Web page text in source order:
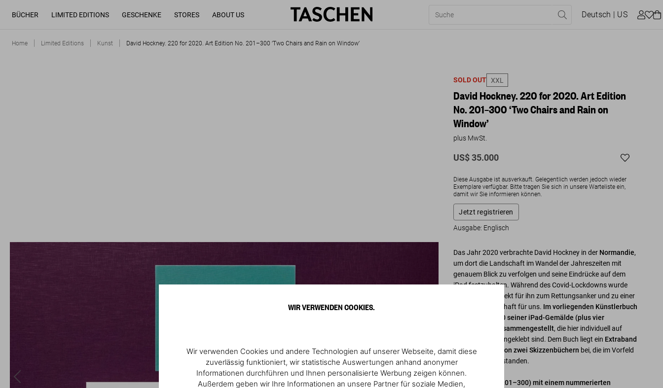
WIR VERWENDEN COOKIES.
Wir verwenden Cookies und andere Technologien auf unserer Webseite, damit diese
zuverlässig funktioniert, wir statistische Auswertungen anhand anonymer
Informationen durchführen und Ihnen personalisierte Werbung zeigen können.
Außerdem geben wir Ihre Informationen an unsere Partner für soziale Medien,
BÜCHER LIMITED EDITIONS GESCHENKE STORES ABOUT US Deutsch | US
Home Limited Editions Kunst David Hockney. 220 for 2020. Art Edition No. 201–300 ‘Two Chairs and Rain on Window’
SOLD OUT XXL
David Hockney. 220 for 2020. Art Edition
No. 201–300 ‘Two Chairs and Rain on
Window’
plus MwSt.
US$ 35.000
Diese Ausgabe ist ausverkauft. Gelegentlich werden jedoch wieder
Exemplare verfügbar. Bitte tragen Sie sich in unsere Warteliste ein,
damit wir Sie informieren können.
Jetzt registrieren
Ausgabe: Englisch
Das Jahr 2020 verbrachte David Hockney in der Normandie,
um dort die Landschaft im Wandel der Jahreszeiten mit
genauem Blick zu verfolgen und seine Eindrücke auf dem
iPad festzuhalten. Während des Covid-Lockdowns wurde
dieses Kunstprojekt für ihn zum Rettungsanker und zu einer
Hoffnungsbotschaft für uns. Im vorliegenden Künstlerbuch
hat Hockney 220 seiner iPad-Gemälde (plus vier
Bonusbilder) zusammengestellt, die hier individuell auf
blauem Papier eingeklebt sind. Dem Buch liegt ein Extraband
mit Faksimiles von zwei Skizzenbüchern bei, die im Vorfeld
des Projekts entstanden.
Art Edition (Nr. 201–300) mit einem nummerierten